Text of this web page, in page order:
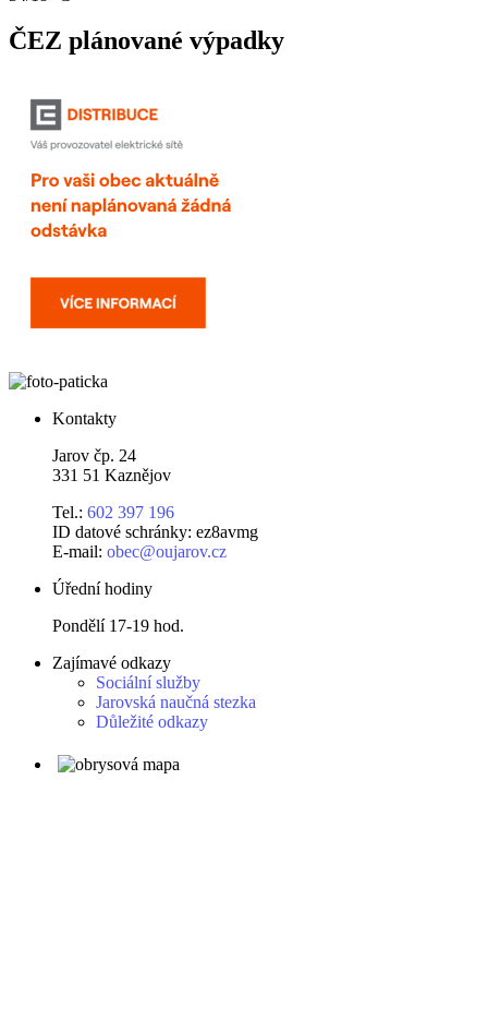
ČEZ plánované výpadky
Kontakty
Jarov čp. 24
331 51 Kaznějov
Tel.: 602 397 196
ID datové schránky: ez8avmg
E-mail: obec@oujarov.cz
Úřední hodiny
Pondělí 17-19 hod.
Zajímavé odkazy
Sociální služby
Jarovská naučná stezka
Důležité odkazy